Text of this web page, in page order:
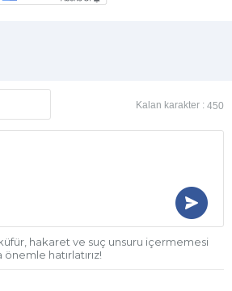
Kalan karakter : 450
hakaret ve suç unsuru içermemesi
hatırlatırız!